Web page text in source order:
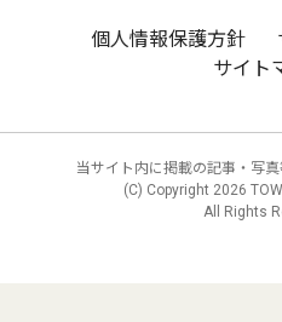
個人情報保護方針
サイト
当サイト内に掲載の記事・写真
(C) Copyright 2026
All Rights